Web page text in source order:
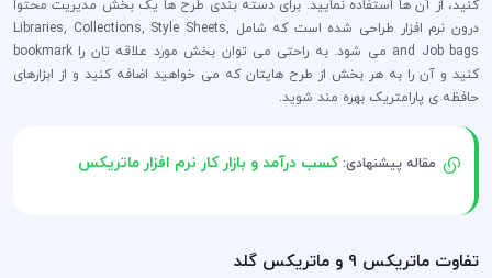
کنید، از آن ها استفاده نمایید. برای دسته بندی طرح ها یک بخش مدیریت محتوا
درون نرم افزار طراحی شده است که شامل Libraries, Collections, Style Sheets,
and Job bags می شود. به راحتی می توان بخش مورد علاقه تان را bookmark
کنید و آن را به هر بخش از طرح هایتان که می خواهید اضافه کنید و از ابزارهای
حافظه ی پارامتریک بهره مند شوید.
مقاله پیشنهادی:کسب درآمد و بازار کار نرم افزار ماتریکس
تفاوت ماتریکس 9 و ماتریکس گلد